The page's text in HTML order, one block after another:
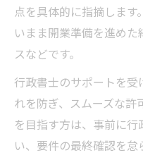
点を具体的に指摘しま
いまま開業準備を進め
スなどです。
行政書士のサポートを
れを防ぎ、スムーズな許
を目指す方は、事前に
い、要件の最終確認を怠